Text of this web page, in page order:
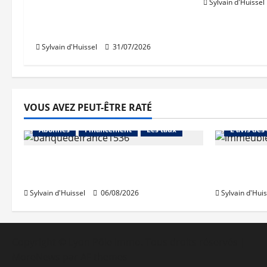
Sylvain d'Huissel 31/07/2026
Sylvain d'Huissel
VOUS AVEZ PEUT-ÊTRE RATÉ
Abonnés Financement Les taux
Sylvain d'Huissel 06/08/2026
L'avis
Sylvain